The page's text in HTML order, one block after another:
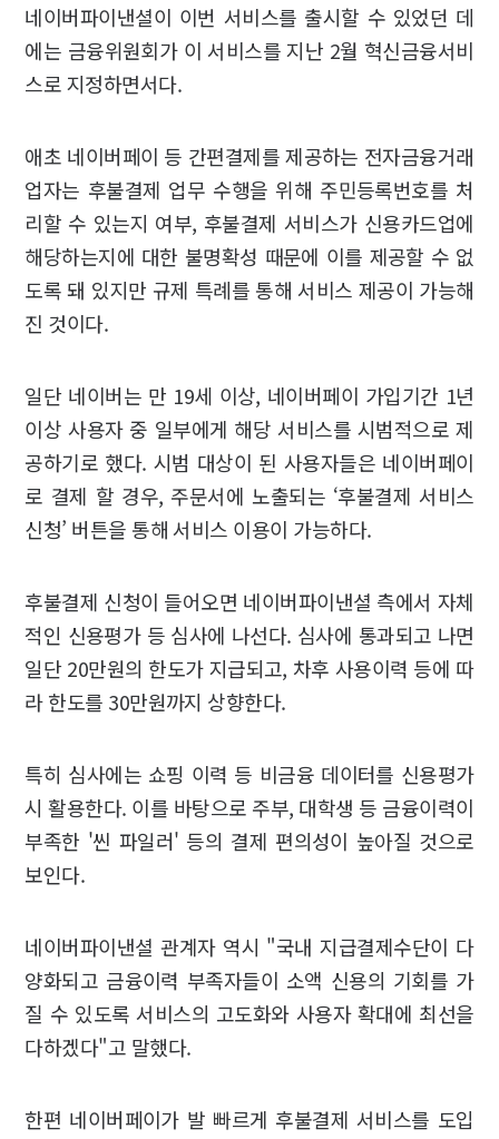
네이버파이낸셜이 이번 서비스를 출시할 수 있었던 데
에는 금융위원회가 이 서비스를 지난 2월 혁신금융서비
스로 지정하면서다.
애초 네이버페이 등 간편결제를 제공하는 전자금융거래
업자는 후불결제 업무 수행을 위해 주민등록번호를 처
리할 수 있는지 여부, 후불결제 서비스가 신용카드업에
해당하는지에 대한 불명확성 때문에 이를 제공할 수 없
도록 돼 있지만 규제 특례를 통해 서비스 제공이 가능해
진 것이다.
일단 네이버는 만 19세 이상, 네이버페이 가입기간 1년
이상 사용자 중 일부에게 해당 서비스를 시범적으로 제
공하기로 했다. 시범 대상이 된 사용자들은 네이버페이
로 결제 할 경우, 주문서에 노출되는 ‘후불결제 서비스
신청’ 버튼을 통해 서비스 이용이 가능하다.
후불결제 신청이 들어오면 네이버파이낸셜 측에서 자체
적인 신용평가 등 심사에 나선다. 심사에 통과되고 나면
일단 20만원의 한도가 지급되고, 차후 사용이력 등에 따
라 한도를 30만원까지 상향한다.
특히 심사에는 쇼핑 이력 등 비금융 데이터를 신용평가
시 활용한다. 이를 바탕으로 주부, 대학생 등 금융이력이
부족한 '씬 파일러' 등의 결제 편의성이 높아질 것으로
보인다.
네이버파이낸셜 관계자 역시 "국내 지급결제수단이 다
양화되고 금융이력 부족자들이 소액 신용의 기회를 가
질 수 있도록 서비스의 고도화와 사용자 확대에 최선을
다하겠다"고 말했다.
한편 네이버페이가 발 빠르게 후불결제 서비스를 도입